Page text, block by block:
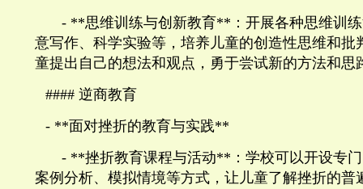
- **思维训练与创新教育** ：开展各种思维训
意写作、科学实验等，培养儿童的创造性思维和批
童提出自己的想法和观点，勇于尝试新的方法和思
#### 逆商教育
- **面对挫折的教育与实践**
- **挫折教育课程与活动** ：学校可以开设专
案例分析、模拟情境等方式，让儿童了解挫折的普